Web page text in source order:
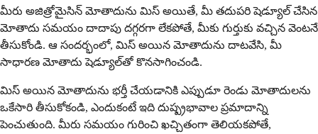
మీరు అజిత్రోమైసిన్ మోతాదును మిస్ అయితే, మీ తదుపరి షెడ్యూల్ చేసిన
మోతాదు సమయం దాదాపు దగ్గరగా లేకపోతే, మీకు గుర్తుకు వచ్చిన వెంటనే
తీసుకోండి. ఆ సందర్భంలో, మిస్ అయిన మోతాదును దాటవేసి, మీ
సాధారణ మోతాదు షెడ్యూల్‌తో కొనసాగించండి.
మిస్ అయిన మోతాదును భర్తీ చేయడానికి ఎప్పుడూ రెండు మోతాదులను
ఒకేసారి తీసుకోకండి, ఎందుకంటే ఇది దుష్ప్రభావాల ప్రమాదాన్ని
పెంచుతుంది. మీరు సమయం గురించి ఖచ్చితంగా తెలియకపోతే,